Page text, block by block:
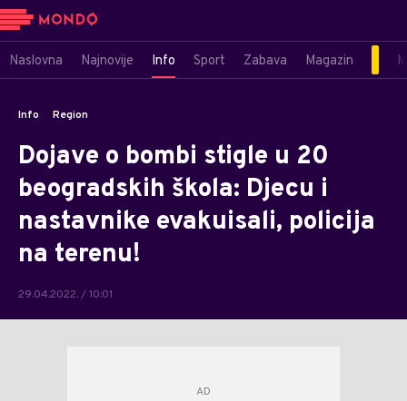
Naslovna Najnovije Info Sport Zabava Magazin
Info Region
Dojave o bombi stigle u 20
beogradskih škola: Djecu i
nastavnike evakuisali, policija
na terenu!
29.04.2022. / 10:01